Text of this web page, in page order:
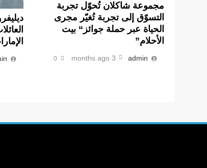
مجموعة شاكلان تُحوّل تجربة
التسوّق إلى تجربة تُغيّر مجرى
الحياة عبر حملة جوائز“ بيت
الأحلام”
admin
3 months ago
0